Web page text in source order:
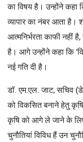
का विषय है। उन्होंने
व्यापार का नंबर आता है।
आत्मनिर्भरता काफी नहीं
है। आगे उन्होंने कहा कि
नई गति दी है।
डॉ. एम.एल. जाट, सचिव
को विकसित बनाने हेतु
कृषि को आगे ले जाने के
चुनौतियां विविध हैं उन